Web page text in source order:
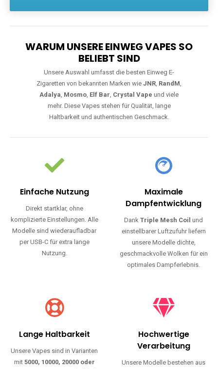
WARUM UNSERE EINWEG VAPES SO
BELIEBT SIND
Unsere Auswahl umfasst die besten Einweg E-
Zigaretten von bekannten Marken wie JNR, RandM,
Adalya, Mosmo, Elf Bar, Crystal Vape und viele
mehr. Diese Vapes stehen für Qualität, lange
Haltbarkeit und authentischen Geschmack.
Einfache Nutzung
Direkt startklar, ohne
komplizierte Einstellungen. Alle
Modelle sind wiederaufladbar
per USB-C für extra lange
Nutzung.
Maximale
Dampfentwicklung
DankTriple Mesh Coil und
einstellbarer Luftzufuhr liefern
unsere Modelle dichte,
geschmackvolle Wolken für ein
optimales Dampferlebnis.
Lange Haltbarkeit
Unsere Vapes sind in Varianten
mit 5000, 10000, 20000 oder
Hochwertige
Verarbeitung
Unsere Modelle bestehen aus